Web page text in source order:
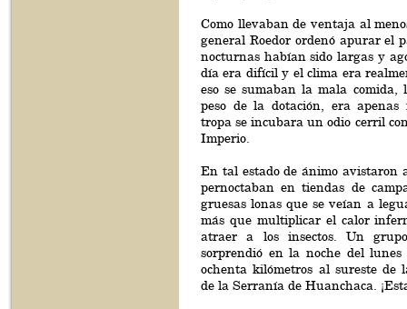
Como llevaban de ventaja al
general Roedor ordenó apurar el
nocturnas habían sido largas y
día era difícil y el clima era
eso se sumaban la mala comida,
peso de la dotación, era
tropa se incubara un odio cerril
Imperio.
En tal estado de ánimo avistaron
pernoctaban en tiendas de
gruesas lonas que se veían a
más que multiplicar el calor
atraer a los insectos. Un
sorprendió en la noche del
ochenta kilómetros al sureste de
de la Serranía de Huanchaca.